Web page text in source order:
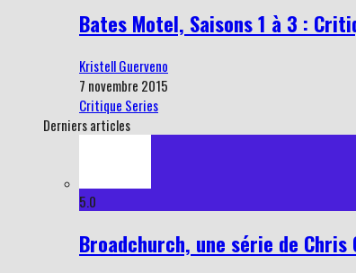
Bates Motel, Saisons 1 à 3 :
Kristell Guerveno
7 novembre 2015
Critique Series
Derniers articles
5.0
Broadchurch, une série de